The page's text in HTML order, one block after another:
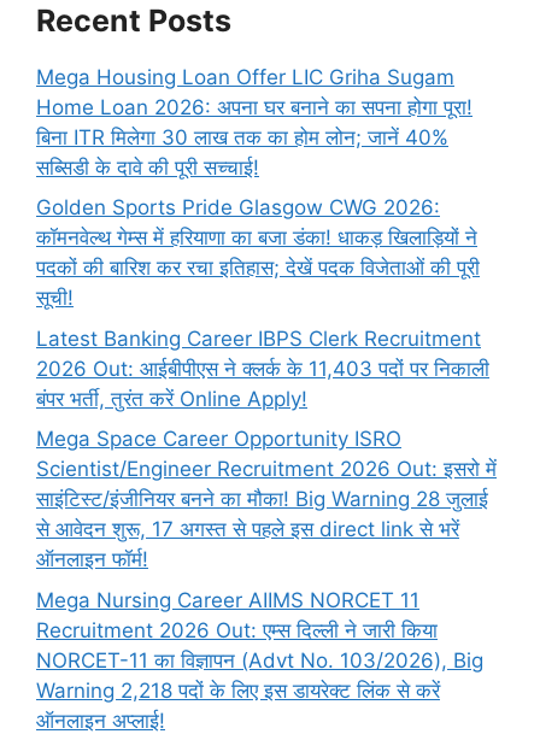
Recent Posts
Mega Housing Loan Offer LIC Griha Sugam
Home Loan 2026: अपना घर बनाने का सपना होगा पूरा!
बिना ITR मिलेगा 30 लाख तक का होम लोन; जानें 40%
सब्सिडी के दावे की पूरी सच्चाई!
Golden Sports Pride Glasgow CWG 2026:
कॉमनवेल्थ गेम्स में हरियाणा का बजा डंका! धाकड़ खिलाड़ियों ने
पदकों की बारिश कर रचा इतिहास; देखें पदक विजेताओं की पूरी
सूची!
Latest Banking Career IBPS Clerk Recruitment
2026 Out: आईबीपीएस ने क्लर्क के 11,403 पदों पर निकाली
बंपर भर्ती, तुरंत करें Online Apply!
Mega Space Career Opportunity ISRO
Scientist/Engineer Recruitment 2026 Out: इसरो में
साइंटिस्ट/इंजीनियर बनने का मौका! Big Warning 28 जुलाई
से आवेदन शुरू, 17 अगस्त से पहले इस direct link से भरें
ऑनलाइन फॉर्म!
Mega Nursing Career AIIMS NORCET 11
Recruitment 2026 Out: एम्स दिल्ली ने जारी किया
NORCET-11 का विज्ञापन (Advt No. 103/2026), Big
Warning 2,218 पदों के लिए इस डायरेक्ट लिंक से करें
ऑनलाइन अप्लाई!